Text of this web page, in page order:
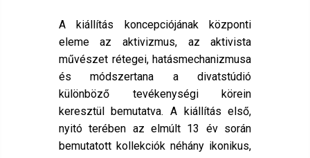
A kiállítás koncepciójának központi
eleme az aktivizmus, az aktivista
művészet rétegei, hatásmechanizmusa
és módszertana a divatstúdió
különböző tevékenységi körein
keresztül bemutatva. A kiállítás első,
nyitó terében az elmúlt 13 év során
bemutatott kollekciók néhány ikonikus,